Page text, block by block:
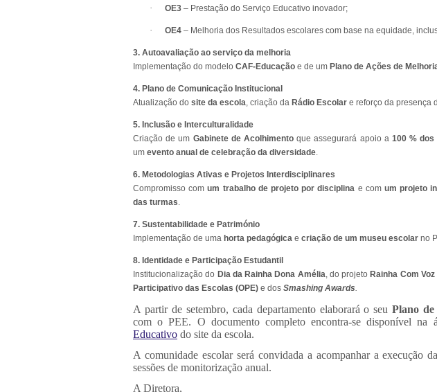
· OE3 – Prestação do Serviço Educativo inovador;
· OE4 – Melhoria dos Resultados escolares com base na equidade,
3. Autoavaliação ao serviço da melhoria
Implementação do modelo CAF-Educação e de um Plano de Ações de
4. Plano de Comunicação Institucional
Atualização do site da escola, criação da Rádio Escolar e reforço da presença
5. Inclusão e Interculturalidade
Criação de um Gabinete de Acolhimentoque assegurará apoio a 100 %
um evento anual de celebração da diversidade.
6. Metodologias Ativas e Projetos Interdisciplinares
Compromisso comum trabalho de projeto por disciplina e com um projeto
das turmas.
7. Sustentabilidade e Património
Implementação de uma horta pedagógica e criação de um museu escolar no
8. Identidade e Participação Estudantil
Institucionalização do Dia da Rainha Dona Amélia, do projeto Rainha Com Voz
Participativo das Escolas (OPE) e dos Smashing Awards.
A partir de setembro, cada departamento elaborará o seuPlano
com o PEE. O documento completo encontra-se disponível na
Educativo do site da escola.
A comunidade escolar será convidada a acompanhar a execução
sessões de monitorização anual.
A Diretora,